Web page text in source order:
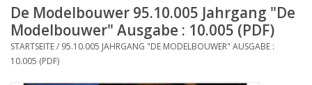
Holzbau
Landschaft
De Modelbouwer 95.10.005 Jahrgang "De
Modelbouwer" Ausgabe : 10.005 (PDF)
STARTSEITE/ 95.10.005 JAHRGANG "DE MODELBOUWER" AUSGABE :
10.005 (PDF)